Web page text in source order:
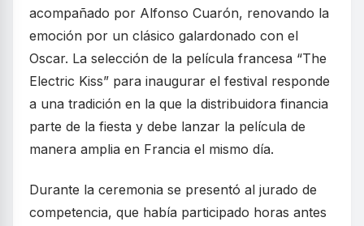
acompañado por Alfonso Cuarón, renovando la
emoción por un clásico galardonado con el
Oscar. La selección de la película francesa “The
Electric Kiss” para inaugurar el festival responde
a una tradición en la que la distribuidora financia
parte de la fiesta y debe lanzar la película de
manera amplia en Francia el mismo día.
Durante la ceremonia se presentó al jurado de
competencia, que había participado horas antes